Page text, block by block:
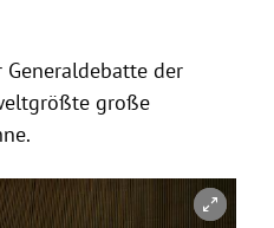
der
große
schließen